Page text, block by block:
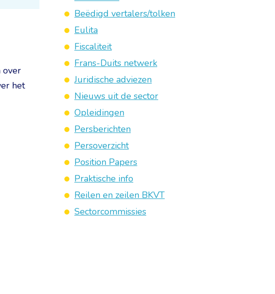
over
het
Beëdigd vertalers/tolken
Eulita
Fiscaliteit
Frans-Duits netwerk
Juridische adviezen
Nieuws uit de sector
Opleidingen
Persberichten
Persoverzicht
Position Papers
Praktische info
Reilen en zeilen BKVT
Sectorcommissies